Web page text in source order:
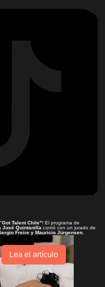
Got Talent Chile"! El programa de
José Quintanilla contó con un jurado de
Freire y Mauricio Jürgensen.
Lea el artículo